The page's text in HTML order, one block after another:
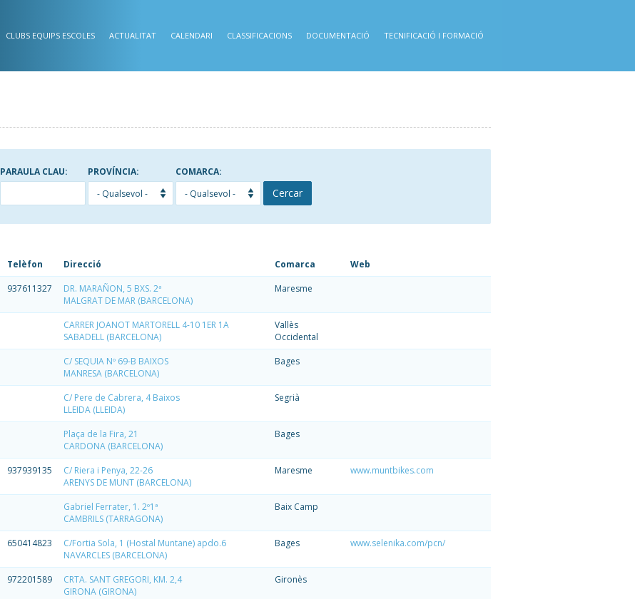
CLUBS EQUIPS ESCOLES ACTUALITAT CALENDARI CLASSIFICACIONS DOCUMENTACIÓ TECNIFICACIÓ I FORMACIÓ
PARAULA CLAU: PROVÍNCIA: COMARCA:
Cercar
Telèfon Direcció Comarca
Web
937611327
DR. MARAÑON, 5 BXS. 2ª
MALGRAT DE MAR (BARCELONA)
Maresme
CARRER JOANOT MARTORELL 4-10 1ER 1A
SABADELL (BARCELONA)
Vallès
Occidental
C/ SEQUIA Nº 69-B BAIXOS
MANRESA (BARCELONA)
Bages
C/ Pere de Cabrera, 4 Baixos
LLEIDA (LLEIDA)
Segrià
Plaça de la Fira, 21
CARDONA (BARCELONA)
Bages
937939135
C/ Riera i Penya, 22-26
ARENYS DE MUNT (BARCELONA)
Maresme www.muntbikes.com
Gabriel Ferrater, 1. 2º1ª
CAMBRILS (TARRAGONA)
Baix Camp
650414823
C/Fortia Sola, 1 (Hostal Muntane) apdo.6
NAVARCLES (BARCELONA)
Bages www.selenika.com/pcn/
972201589
CRTA. SANT GREGORI, KM. 2,4
GIRONA (GIRONA)
Gironès